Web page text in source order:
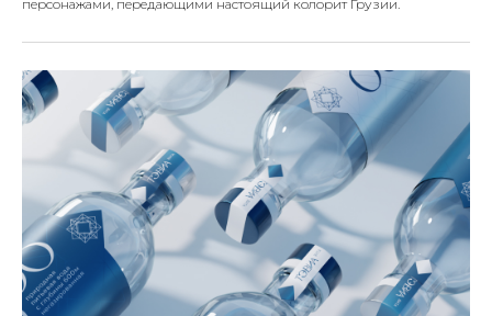
персонажами, передающими настоящий колорит Грузии.